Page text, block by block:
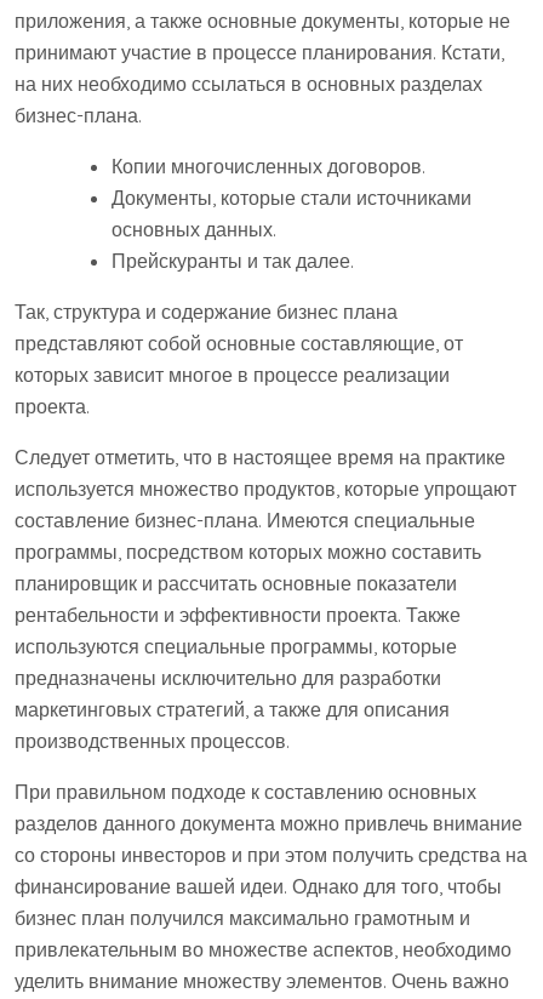
приложения, а также основные документы, которые не
принимают участие в процессе планирования. Кстати,
на них необходимо ссылаться в основных разделах
бизнес-плана.
Копии многочисленных договоров.
Документы, которые стали источниками
основных данных.
Прейскуранты и так далее.
Так, структура и содержание бизнес плана
представляют собой основные составляющие, от
которых зависит многое в процессе реализации
проекта.
Следует отметить, что в настоящее время на практике
используется множество продуктов, которые упрощают
составление бизнес-плана. Имеются специальные
программы, посредством которых можно составить
планировщик и рассчитать основные показатели
рентабельности и эффективности проекта. Также
используются специальные программы, которые
предназначены исключительно для разработки
маркетинговых стратегий, а также для описания
производственных процессов.
При правильном подходе к составлению основных
разделов данного документа можно привлечь внимание
со стороны инвесторов и при этом получить средства на
финансирование вашей идеи. Однако для того, чтобы
бизнес план получился максимально грамотным и
привлекательным во множестве аспектов, необходимо
уделить внимание множеству элементов. Очень важно